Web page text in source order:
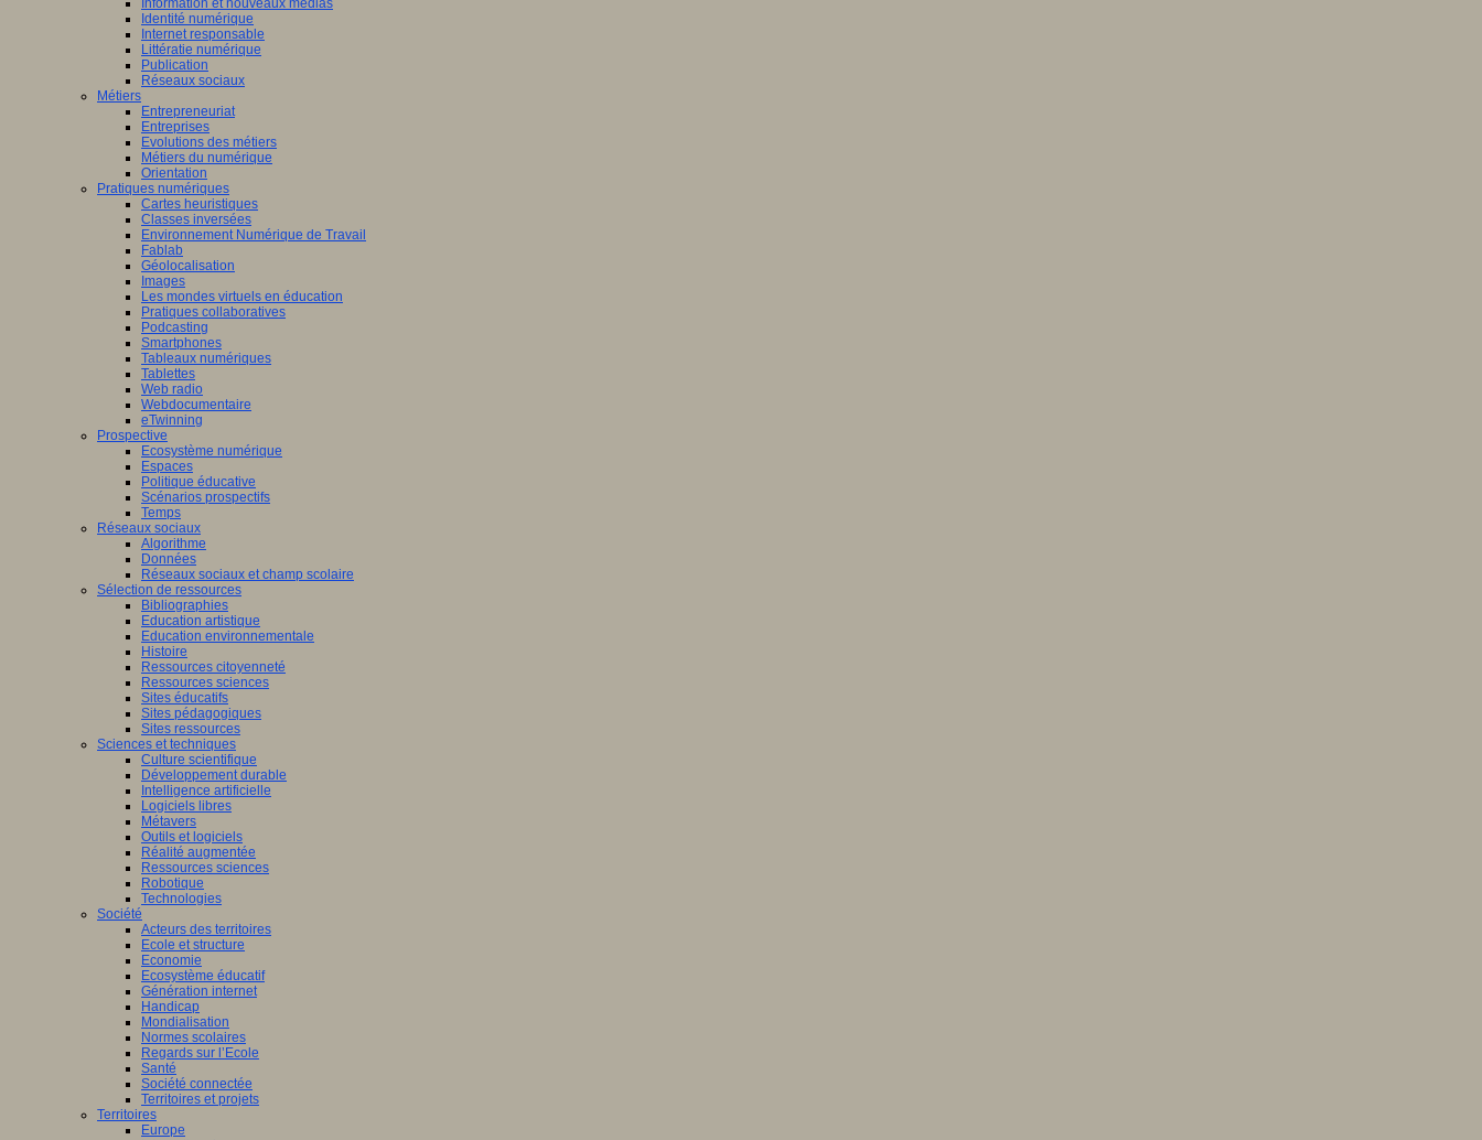
Information et nouveaux médias
Identité numérique
Internet responsable
Littératie numérique
Publication
Réseaux sociaux
Métiers
Entrepreneuriat
Entreprises
Evolutions des métiers
Métiers du numérique
Orientation
Pratiques numériques
Cartes heuristiques
Classes inversées
Environnement Numérique de Travail
Fablab
Géolocalisation
Images
Les mondes virtuels en éducation
Pratiques collaboratives
Podcasting
Smartphones
Tableaux numériques
Tablettes
Web radio
Webdocumentaire
eTwinning
Prospective
Ecosystème numérique
Espaces
Politique éducative
Scénarios prospectifs
Temps
Réseaux sociaux
Algorithme
Données
Réseaux sociaux et champ scolaire
Sélection de ressources
Bibliographies
Education artistique
Education environnementale
Histoire
Ressources citoyenneté
Ressources sciences
Sites éducatifs
Sites pédagogiques
Sites ressources
Sciences et techniques
Culture scientifique
Développement durable
Intelligence artificielle
Logiciels libres
Métavers
Outils et logiciels
Réalité augmentée
Ressources sciences
Robotique
Technologies
Société
Acteurs des territoires
Ecole et structure
Economie
Ecosystème éducatif
Génération internet
Handicap
Mondialisation
Normes scolaires
Regards sur l’Ecole
Santé
Société connectée
Territoires et projets
Territoires
Europe